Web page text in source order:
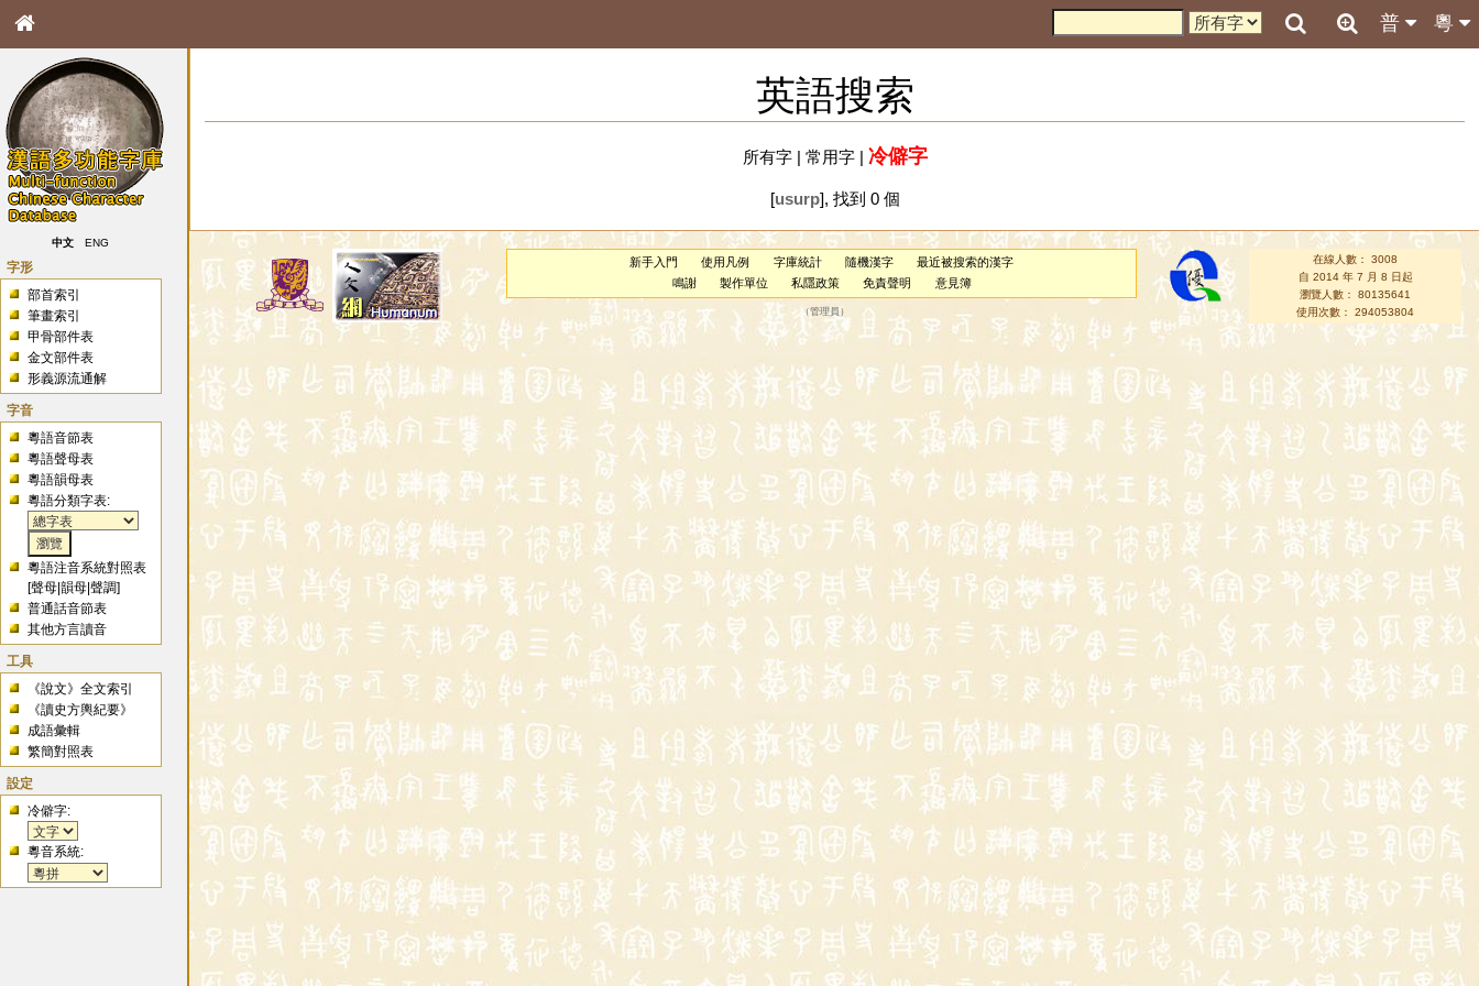
粵
普
中文 ENG
字形
部首索引
筆畫索引
甲骨部件表
金文部件表
形義源流通解
字音
粵語音節表
粵語聲母表
粵語韻母表
粵語分類字表:
粵語注音系統對照表
[聲母 |韻母 |聲調]
普通話音節表
其他方言讀音
工具
《說文》全文索引
《讀史方輿紀要》
成語彙輯
繁簡對照表
設定
冷僻字:
粵音系統:
英語搜索
所有字| 常用字| 冷僻字
[usurp], 找到 0 個
新手入門 使用凡例 字庫統計 隨機漢字
最近被搜索的漢字
鳴謝
製作單位 私隱政策 免責聲明 意見簿
（管理員 ）
在線人數： 3008
自 2014 年 7 月 8 日起
瀏覽人數： 80135641
使用次數： 294053804